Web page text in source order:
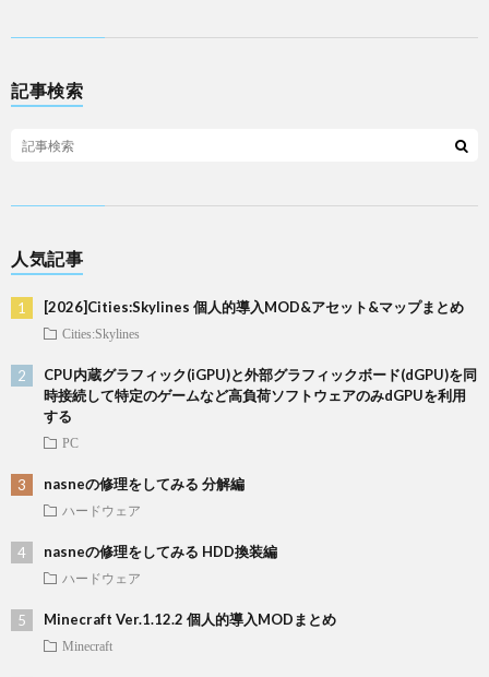
記事検索
人気記事
[2026]Cities:Skylines 個人的導入MOD&アセット&マップまとめ
Cities:Skylines
CPU内蔵グラフィック(iGPU)と外部グラフィックボード(dGPU)を同
時接続して特定のゲームなど高負荷ソフトウェアのみdGPUを利用
する
PC
nasneの修理をしてみる 分解編
ハードウェア
nasneの修理をしてみる HDD換装編
ハードウェア
Minecraft Ver.1.12.2 個人的導入MODまとめ
Minecraft